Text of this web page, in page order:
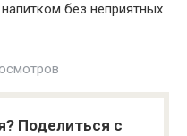
без неприятных
Поделиться с